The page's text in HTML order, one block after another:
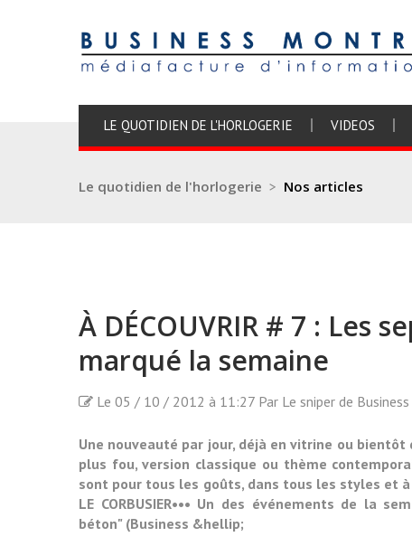
LE QUOTIDIEN DE L'HORLOGERIE VIDEOS
Le quotidien de l'horlogerie > Nos articles
À DÉCOUVRIR # 7 : Les
marqué la semaine
Le 05 / 10 / 2012 à 11:27 Par Le sniper de
Une nouveauté par jour, déjà en vitrine ou
plus fou, version classique ou thème
sont pour tous les goûts, dans tous les styles et à
LE CORBUSIER••• Un des événements de la
béton" (Business &hellip;